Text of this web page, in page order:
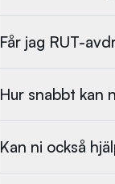
Får jag RUT-
Hur snabbt kan
Kan ni också